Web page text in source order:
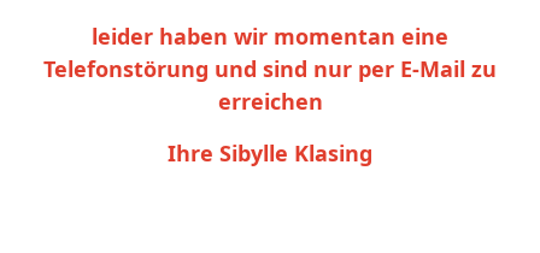
leider haben wir momentan eine
Telefonstörung und sind nur per E-Mail zu
erreichen
Ihre Sibylle Klasing